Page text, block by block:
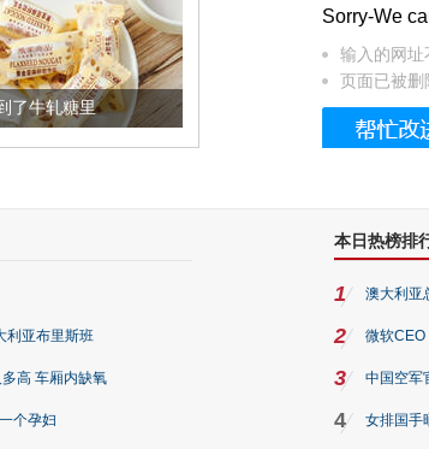
轧糖里 被列入佛家七宝的它到底有多美？
Sorry-We
输入的网址
页面已被删
利亚布里斯班
高 车厢内缺氧
个孕妇
本日热榜排
1 澳大利亚
2 微软CEO
3 中国空军
4 女排国手